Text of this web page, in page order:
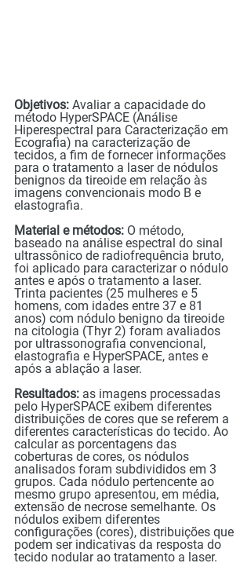
Objetivos: Avaliar a capacidade do
método HyperSPACE (Análise
Hiperespectral para Caracterização em
Ecografia) na caracterização de
tecidos, a fim de fornecer informações
para o tratamento a laser de nódulos
benignos da tireoide em relação às
imagens convencionais modo B e
elastografia.
Material e métodos: O método,
baseado na análise espectral do sinal
ultrassônico de radiofrequência bruto,
foi aplicado para caracterizar o nódulo
antes e após o tratamento a laser.
Trinta pacientes (25 mulheres e 5
homens, com idades entre 37 e 81
anos) com nódulo benigno da tireoide
na citologia (Thyr 2) foram avaliados
por ultrassonografia convencional,
elastografia e HyperSPACE, antes e
após a ablação a laser.
Resultados: as imagens processadas
pelo HyperSPACE exibem diferentes
distribuições de cores que se referem a
diferentes características do tecido. Ao
calcular as porcentagens das
coberturas de cores, os nódulos
analisados ​​foram subdivididos em 3
grupos. Cada nódulo pertencente ao
mesmo grupo apresentou, em média,
extensão de necrose semelhante. Os
nódulos exibem diferentes
configurações (cores), distribuições que
podem ser indicativas da resposta do
tecido nodular ao tratamento a laser.